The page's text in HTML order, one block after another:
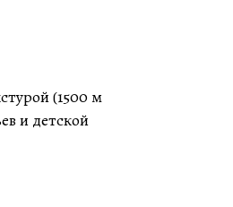
(1500 м
и детской